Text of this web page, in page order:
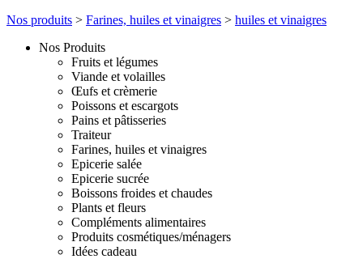
Nos produits > Farines, huiles et vinaigres > huiles et vinaigres
Nos Produits
Fruits et légumes
Viande et volailles
Œufs et crèmerie
Poissons et escargots
Pains et pâtisseries
Traiteur
Farines, huiles et vinaigres
Epicerie salée
Epicerie sucrée
Boissons froides et chaudes
Plants et fleurs
Compléments alimentaires
Produits cosmétiques/ménagers
Idées cadeau